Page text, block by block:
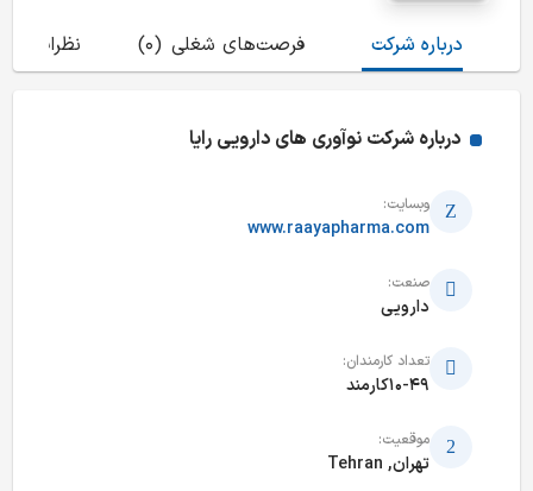
درباره شرکت (0) فرصت‌های شغلی نظرات
درباره شرکت نوآوری های دارویی رایا
وبسایت:
www.raayapharma.com
صنعت:
دارویی
تعداد کارمندان:
10-49کارمند
موقعیت:
تهران, Tehran